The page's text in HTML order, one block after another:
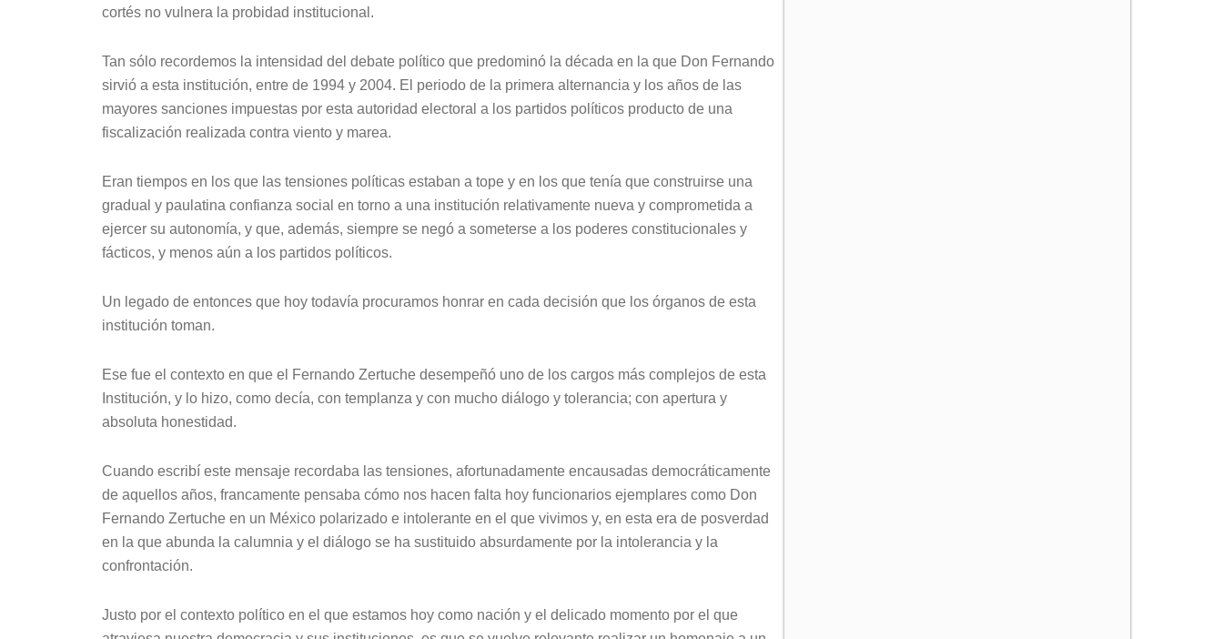
cortés no vulnera la probidad institucional.
Tan sólo recordemos la intensidad del debate político que predominó la década en la que Don Fernando
sirvió a esta institución, entre de 1994 y 2004. El periodo de la primera alternancia y los años de las
mayores sanciones impuestas por esta autoridad electoral a los partidos políticos producto de una
fiscalización realizada contra viento y marea.
Eran tiempos en los que las tensiones políticas estaban a tope y en los que tenía que construirse una
gradual y paulatina confianza social en torno a una institución relativamente nueva y comprometida a
ejercer su autonomía, y que, además, siempre se negó a someterse a los poderes constitucionales y
fácticos, y menos aún a los partidos políticos.
Un legado de entonces que hoy todavía procuramos honrar en cada decisión que los órganos de esta
institución toman.
Ese fue el contexto en que el Fernando Zertuche desempeñó uno de los cargos más complejos de esta
Institución, y lo hizo, como decía, con templanza y con mucho diálogo y tolerancia; con apertura y
absoluta honestidad.
Cuando escribí este mensaje recordaba las tensiones, afortunadamente encausadas democráticamente
de aquellos años, francamente pensaba cómo nos hacen falta hoy funcionarios ejemplares como Don
Fernando Zertuche en un México polarizado e intolerante en el que vivimos y, en esta era de posverdad
en la que abunda la calumnia y el diálogo se ha sustituido absurdamente por la intolerancia y la
confrontación.
Justo por el contexto político en el que estamos hoy como nación y el delicado momento por el que